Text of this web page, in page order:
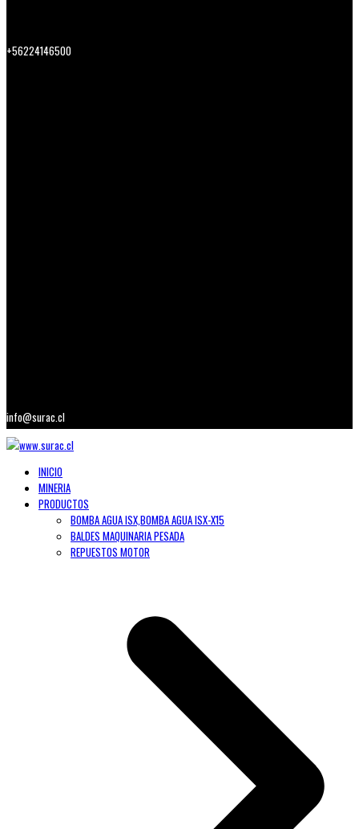
+56224146500
info@surac.cl
INICIO
MINERIA
PRODUCTOS
BOMBA AGUA ISX,BOMBA AGUA ISX-X15
BALDES MAQUINARIA PESADA
REPUESTOS MOTOR